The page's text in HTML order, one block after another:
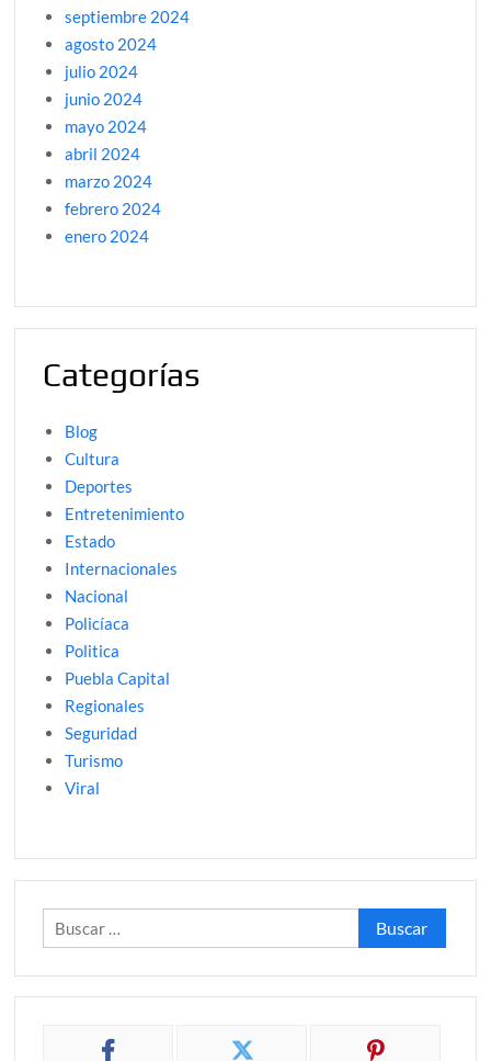
septiembre 2024
agosto 2024
julio 2024
junio 2024
mayo 2024
abril 2024
marzo 2024
febrero 2024
enero 2024
Categorías
Blog
Cultura
Deportes
Entretenimiento
Estado
Internacionales
Nacional
Policíaca
Politica
Puebla Capital
Regionales
Seguridad
Turismo
Viral
Buscar: